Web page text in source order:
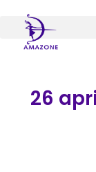
inhoud
26